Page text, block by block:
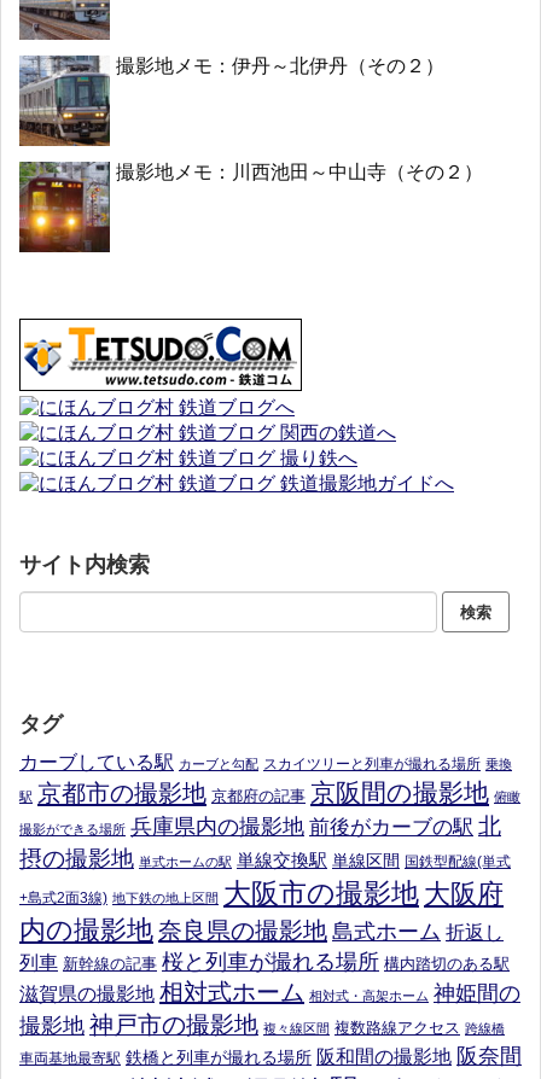
撮影地メモ：伊丹～北伊丹（その２）
撮影地メモ：川西池田～中山寺（その２）
サイト内検索
タグ
カーブしている駅 カーブと勾配 スカイツリーと列車が撮れる場所 乗換
駅 京都市の撮影地 京都府の記事 京阪間の撮影地 俯瞰
撮影ができる場所 兵庫県内の撮影地 前後がカーブの駅 北
摂の撮影地 単式ホームの駅 単線交換駅 単線区間 国鉄型配線(単式
+島式2面3線) 地下鉄の地上区間 大阪市の撮影地 大阪府
内の撮影地奈良県の撮影地 島式ホーム 折返し
列車 新幹線の記事 桜と列車が撮れる場所 構内踏切のある駅
滋賀県の撮影地 相対式ホーム 相対式・高架ホーム 神姫間の
撮影地神戸市の撮影地 複々線区間 複数路線アクセス 跨線橋
車両基地最寄駅 鉄橋と列車が撮れる場所 阪和間の撮影地 阪奈間